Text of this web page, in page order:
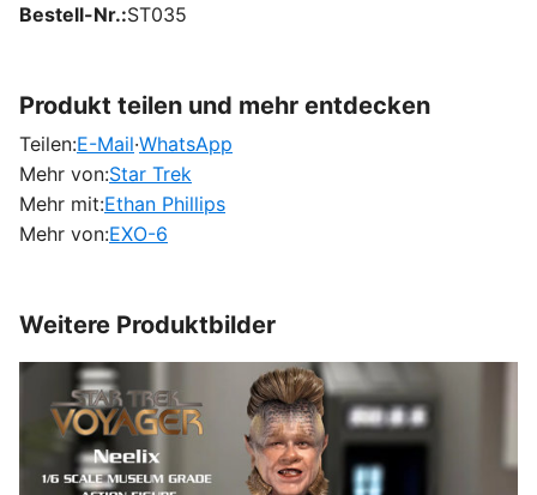
Bestell-Nr. ST035
Produkt teilen und mehr entdecken
Teilen:E-Mail·WhatsApp
Mehr von:Star Trek
Mehr mit:Ethan Phillips
Mehr von:EXO-6
Weitere Produktbilder